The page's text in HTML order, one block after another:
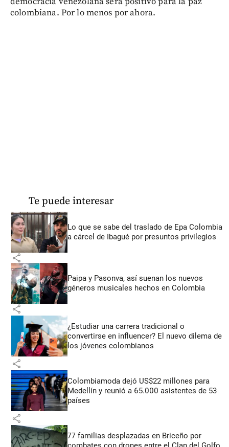
colombiana. Por lo menos por ahora.
Te puede interesar
Lo que se sabe del traslado de Epa Colombia
a cárcel de Ibagué por presuntos privilegios
share
Paipa y Pasonva, así suenan los nuevos
géneros musicales hechos en Colombia
share
¿Estudiar una carrera tradicional o
convertirse en influencer? El nuevo dilema de
los jóvenes colombianos
share
Colombiamoda dejó US$22 millones para
Medellín y reunió a 65.000 asistentes de 53
países
share
77 familias desplazadas en Briceño por